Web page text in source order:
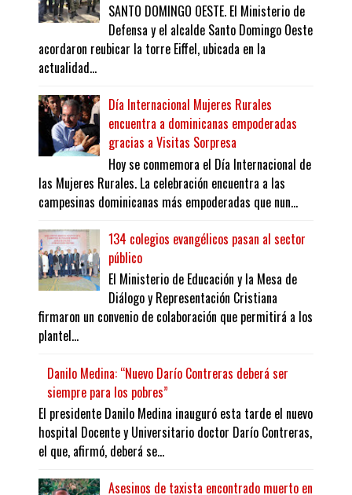
SANTO DOMINGO OESTE. El Ministerio de
Defensa y el alcalde Santo Domingo Oeste
acordaron reubicar la torre Eiffel, ubicada en la
actualidad...
Día Internacional Mujeres Rurales
encuentra a dominicanas empoderadas
gracias a Visitas Sorpresa
Hoy se conmemora el Día Internacional de
las Mujeres Rurales. La celebración encuentra a las
campesinas dominicanas más empoderadas que nun...
134 colegios evangélicos pasan al sector
público
El Ministerio de Educación y la Mesa de
Diálogo y Representación Cristiana
firmaron un convenio de colaboración que permitirá a los
plantel...
Danilo Medina: “Nuevo Darío Contreras deberá ser
siempre para los pobres”
El presidente Danilo Medina inauguró esta tarde el nuevo
hospital Docente y Universitario doctor Darío Contreras,
el que, afirmó, deberá se...
Asesinos de taxista encontrado muerto en